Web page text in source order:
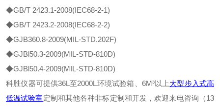
◆GB/T 2423.1-2008(IEC68-2-1)
◆GB/T 2423.2-2008(IEC68-2-2)
◆GJB360.8-2009(MIL-STD.202F)
◆GJBl50.3-2009(MIL-STD-810D)
◆GJBl50.4-2009(MIL-STD-810D)
科胜仪器可提供36L至2000L环境试验箱、6M³以上大型步入式高
低温试验室定制和其他各种非标定制和开发，欢迎来电咨询（13